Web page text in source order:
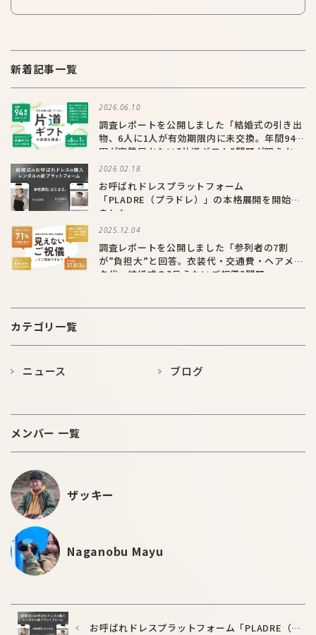
新着記事一覧
2026.06.10
調査レポートを公開しました「結婚式の引き出
物、6人に1人が有効期限内に未交換。年間94億
円が実質届かない”片道ギフト”問題が明らか
に」
2026.02.18
お呼ばれドレスプラットフォーム
「PLADRE（プラドレ）」の本格展開を開始し
ました
2025.12.04
調査レポートを公開しました「参列者の7割
が”負担大”と回答。衣装代・交通費・ヘアメイ
ク代…結婚式の”見えないご祝儀”問題」
カテゴリ一覧
ニュース ブログ
メンバー 一覧
ザッキー
Naganobu Mayu
お呼ばれドレスプラットフォーム「PLADRE（プ